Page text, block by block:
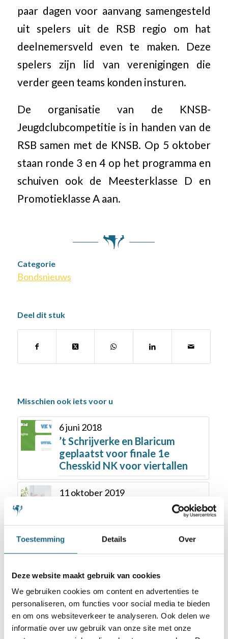
Toestemming Details Over
Deze website maakt gebruik van cookies
We gebruiken cookies om content en advertenties te
personaliseren, om functies voor social media te bieden
en om ons websiteverkeer te analyseren. Ook delen we
informatie over uw gebruik van onze site met onze
paar dagen voor aanvang samengesteld
uit spelers uit de RSB regio om hat
deelnemersveld even te maken. Deze
spelers zijn lid van verenigingen die
verder geen teams konden insturen.
De organisatie van de KNSB-
Jeugdclubcompetitie is in handen van de
RSB samen met de KNSB. Op 5 oktober
staan ronde 3 en 4 op het programma en
schuiven ook de Meesterklasse D en
Promotieklasse A aan.
Categorie
Bondsnieuws
Deel dit stuk
Misschien ook iets voor u
6 juni 2018
’t Schrijverke en Blaricum
geplaatst voor finale 1e
Chesskid NK voor viertallen
11 oktober 2019
Schaaktoernooi in teken van de
22 januari 2019
Al 1.000 scholieren op de
Online Jeugdschaakclub
Nederland
17 oktober 2019